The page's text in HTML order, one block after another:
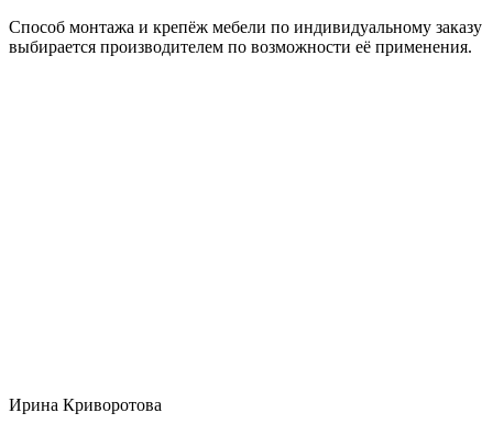
Способ монтажа и крепёж мебели по индивидуальному заказу
выбирается производителем по возможности её применения.
Ирина Криворотова